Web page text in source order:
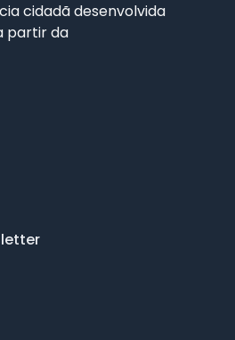
cidadã desenvolvida
partir da